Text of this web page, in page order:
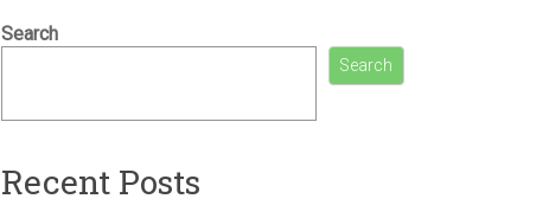
Search
Search
Recent Posts